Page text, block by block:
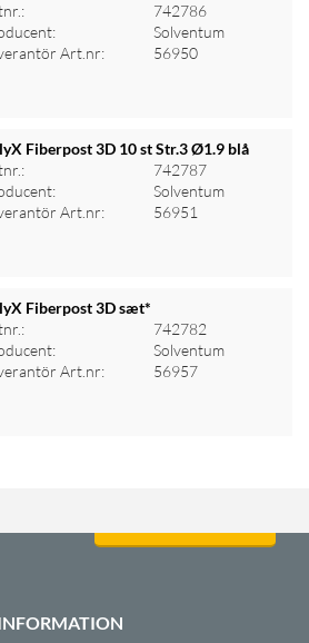
Logga in för priser
742786
Solventum
Art.nr:
56950
Logga in för priser
Fiberpost 3D 10 st Str.3 Ø1.9 blå
742787
Solventum
Art.nr:
56951
Logga in för priser
Fiberpost 3D sæt*
742782
Solventum
Art.nr:
56957